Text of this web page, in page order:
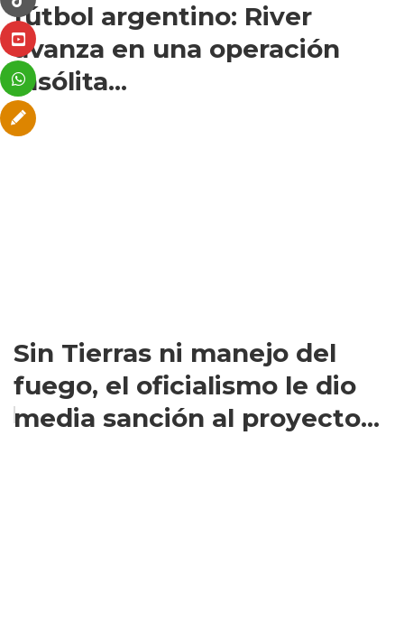
fútbol argentino: River
avanza en una operación
insólita...
Sin Tierras ni manejo del
fuego, el oficialismo le dio
media sanción al proyecto...